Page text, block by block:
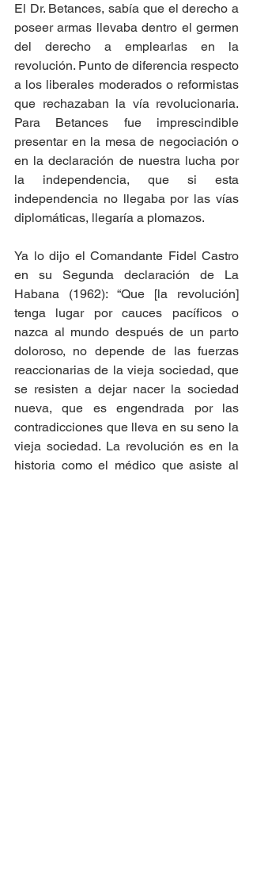
El Dr. Betances, sabía que el derecho a
poseer armas llevaba dentro el germen
del derecho a emplearlas en la
revolución. Punto de diferencia respecto
a los liberales moderados o reformistas
que rechazaban la vía revolucionaria.
Para Betances fue imprescindible
presentar en la mesa de negociación o
en la declaración de nuestra lucha por
la independencia, que si esta
independencia no llegaba por las vías
diplomáticas, llegaría a plomazos.
Ya lo dijo el Comandante Fidel Castro
en su Segunda declaración de La
Habana (1962): “Que [la revolución]
tenga lugar por cauces pacíficos o
nazca al mundo después de un parto
doloroso, no depende de las fuerzas
reaccionarias de la vieja sociedad, que
se resisten a dejar nacer la sociedad
nueva, que es engendrada por las
contradicciones que lleva en su seno la
vieja sociedad. La revolución es en la
historia como el médico que asiste al